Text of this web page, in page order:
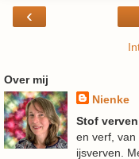
‹
Over mij
Nienke
Stof
en verf, van
ijsverven.